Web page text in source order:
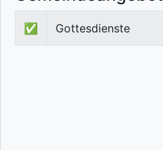
✅ Gottesdienste